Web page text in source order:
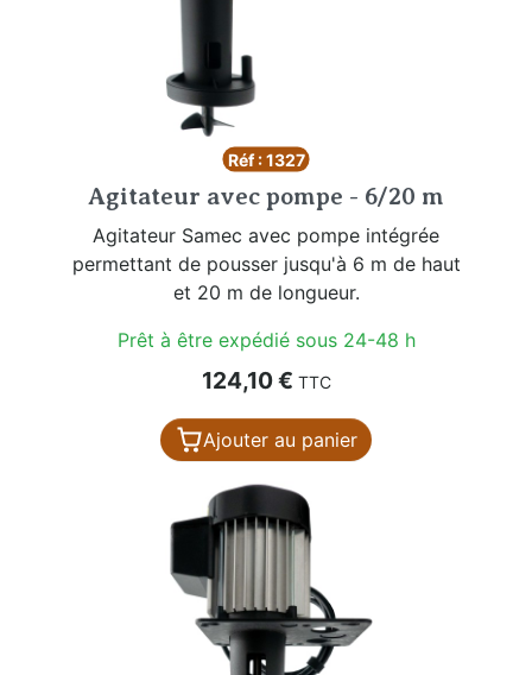
Réf : 1327
Agitateur avec pompe - 6/20 m
Agitateur Samec avec pompe intégrée
permettant de pousser jusqu'à 6 m de haut
et 20 m de longueur.
Prêt à être expédié sous 24-48 h
Prix
124,10 € TTC
Ajouter au panier